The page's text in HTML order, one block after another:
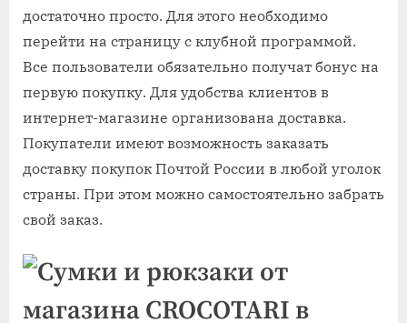
достаточно просто. Для этого необходимо
перейти на страницу с клубной программой.
Все пользователи обязательно получат бонус на
первую покупку. Для удобства клиентов в
интернет-магазине организована доставка.
Покупатели имеют возможность заказать
доставку покупок Почтой России в любой уголок
страны. При этом можно самостоятельно забрать
свой заказ.